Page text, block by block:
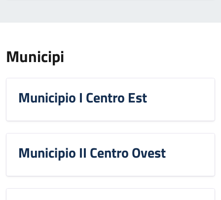
Municipi
Municipio I Centro Est
Municipio II Centro Ovest